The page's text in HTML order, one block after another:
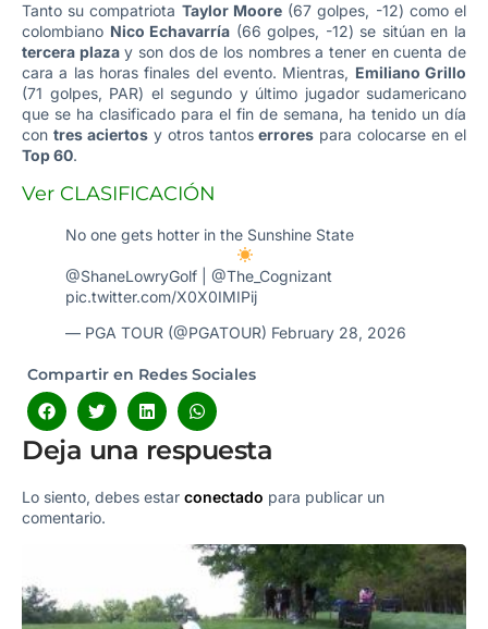
Tanto su compatriota Taylor Moore(67 golpes, -12) como el
colombiano Nico Echavarría (66 golpes, -12) se sitúan en la
tercera plazay son dos de los nombres a tener en cuenta de
cara a las horas finales del evento. Mientras, Emiliano Grillo
(71 golpes, PAR) el segundo y último jugador sudamericano
que se ha clasificado para el fin de semana, ha tenido un día
con tres aciertosy otros tantoserrores para colocarse en el
Top 60.
Ver CLASIFICACIÓN
No one gets hotter in the Sunshine State
@ShaneLowryGolf
@The_Cognizant
pic.twitter.com/X0X0IMIPij
— PGA TOUR (@PGATOUR) February 28, 2026
Compartir en Redes Sociales
Deja una respuesta
Lo siento, debes estar conectado para publicar un
comentario.